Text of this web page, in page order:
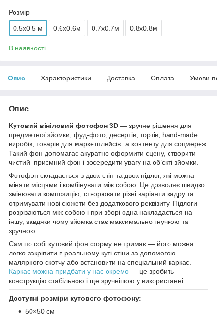
Розмір
0.5x0.5 м 0.6х0.6м 0.7х0.7м 0.8х0.8м
В наявності
Опис Характеристики Доставка Оплата Умови
Опис
Кутовий вініловий фотофон 3D — зручне рішення для
предметної зйомки, фуд-фото, десертів, тортів, hand-made
виробів, товарів для маркетплейсів та контенту для соцмереж.
Такий фон допомагає акуратно оформити сцену, створити
чистий, приємний фон і зосередити увагу на об’єкті зйомки.
Фотофон складається з двох стін та двох підлог, які можна
міняти місцями і комбінувати між собою. Це дозволяє швидко
змінювати композицію, створювати різні варіанти кадру та
отримувати нові сюжети без додаткового реквізиту. Підлоги
розрізаються між собою і при зборі одна накладається на
іншу, завдяки чому зйомка стає максимально гнучкою та
зручною.
Сам по собі кутовий фон форму не тримає — його можна
легко закріпити в реальному куті стіни за допомогою
малярного скотчу або встановити на спеціальний каркас.
Каркас можна придбати у нас окремо — це зробить
конструкцію стабільною і ще зручнішою у використанні.
Доступні розміри кутового фотофону:
50×50 см